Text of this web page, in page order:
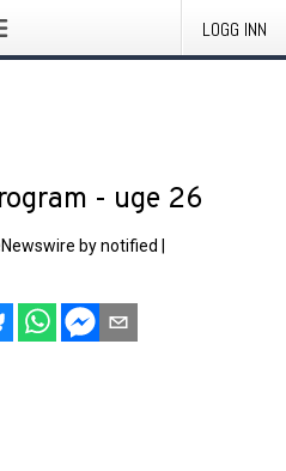
LOGG INN
- uge 26
by notified